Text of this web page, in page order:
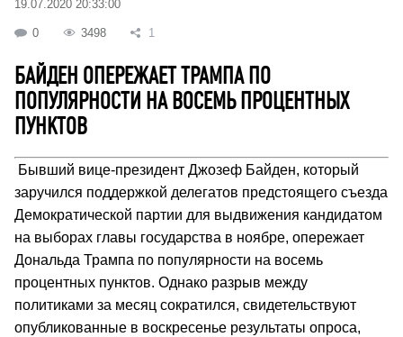
19.07.2020 20:33:00
0 3498 1
БАЙДЕН ОПЕРЕЖАЕТ ТРАМПА ПО
ПОПУЛЯРНОСТИ НА ВОСЕМЬ ПРОЦЕНТНЫХ
ПУНКТОВ
Бывший вице-президент Джозеф Байден, который
заручился поддержкой делегатов предстоящего съезда
Демократической партии для выдвижения кандидатом
на выборах главы государства в ноябре, опережает
Дональда Трампа по популярности на восемь
процентных пунктов. Однако разрыв между
политиками за месяц сократился, свидетельствуют
опубликованные в воскресенье результаты опроса,